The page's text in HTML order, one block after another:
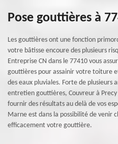
Pose gouttières à
Les gouttières ont une fonction
votre bâtisse encoure des plusieurs
Entreprise CN dans le 77410 vous
gouttières pour assainir votre toiture
des eaux pluviales. Forte de plusieurs
entretien gouttières, Couvreur à
fournir des résultats au delà de vos
Marne est dans la possibilité de venir
efficacement votre gouttière.